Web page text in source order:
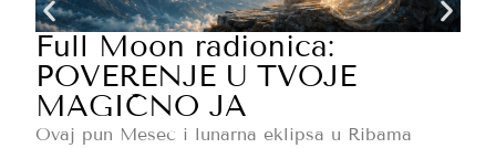
Full Moon radionica:
POVERENJE U TVOJE
MAGIČNO JA
Ovaj pun Mesec i lunarna eklipsa u Ribama